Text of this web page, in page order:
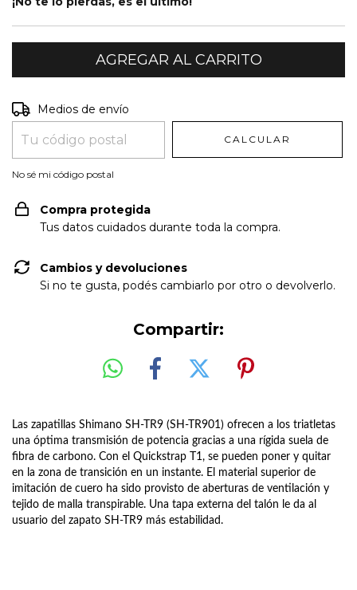
Entregas para el CP:
Medios de envío
CALCULAR
No sé mi código postal
Compra protegida
Tus datos cuidados durante toda la compra.
Cambios y devoluciones
Si no te gusta, podés cambiarlo por otro o devolverlo.
Compartir:
Las zapatillas Shimano SH-TR9 (SH-TR901) ofrecen a los triatletas
una óptima transmisión de potencia gracias a una rígida suela de
fibra de carbono. Con el Quickstrap T1, se pueden poner y quitar
en la zona de transición en un instante. El material superior de
imitación de cuero ha sido provisto de aberturas de ventilación y
tejido de malla transpirable. Una tapa externa del talón le da al
usuario del zapato SH-TR9 más estabilidad.